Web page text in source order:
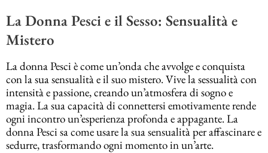
La Donna Pesci e il Sesso: Sensualità e
Mistero
La donna Pesci è come un’onda che avvolge e conquista
con la sua sensualità e il suo mistero. Vive la sessualità con
intensità e passione, creando un’atmosfera di sogno e
magia. La sua capacità di connettersi emotivamente rende
ogni incontro un’esperienza profonda e appagante. La
donna Pesci sa come usare la sua sensualità per affascinare e
sedurre, trasformando ogni momento in un’arte.